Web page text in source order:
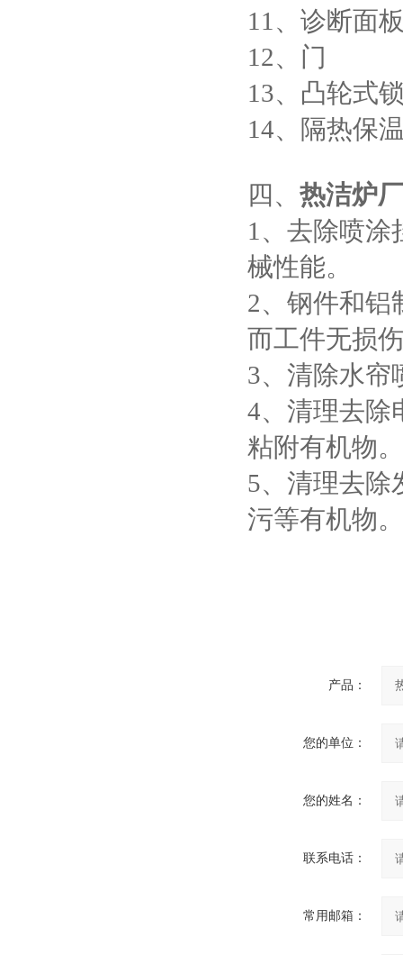
11、诊断面
12、门
13、凸轮式
14、隔热保
四、 热洁炉
1、去除喷涂
械性能。
2、钢件和铝
而工件无损
3、清除水帘
4、清理去除
粘附有机物。
5、清理去除
污等有机物。
产品：
您的单位：
您的姓名：
联系电话：
常用邮箱：